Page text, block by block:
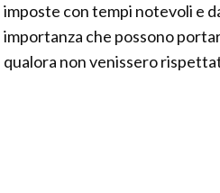
imposte con tempi notevoli e
importanza che possono
qualora non venissero